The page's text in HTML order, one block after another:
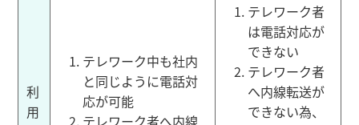
利
用
テレワーク中も社内
と同じように電話対
応が可能
テレワーク者へ内線
テレワーク者
は電話対応が
できない
テレワーク者
へ内線転送が
できない為、